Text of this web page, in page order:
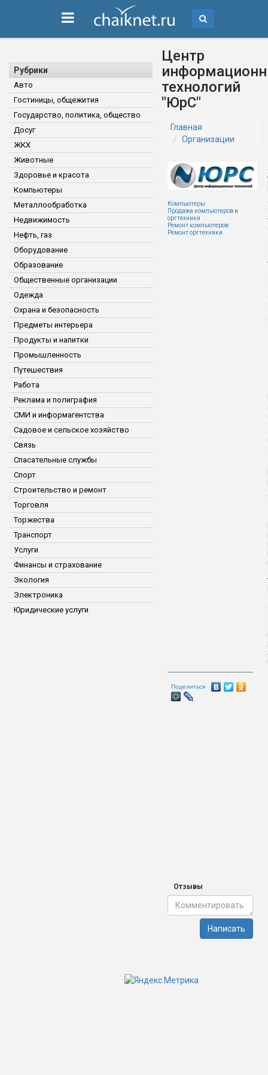
Рубрики
Авто
Гостиницы, общежития
Государство, политика, общество
Досуг
ЖКХ
Животные
Здоровье и красота
Компьютеры
Металлообработка
Недвижимость
Нефть, газ
Оборудование
Образование
Общественные организации
Одежда
Охрана и безопасность
Предметы интерьера
Продукты и напитки
Промышленность
Путешествия
Работа
Реклама и полиграфия
СМИ и информагентства
Садовое и сельское хозяйство
Связь
Спасательные службы
Спорт
Строительство и ремонт
Торговля
Торжества
Транспорт
Услуги
Финансы и страхование
Экология
Электроника
Юридические услуги
Центр
технологий
"ЮрС"
Главная
Организации
Компьютеры
Продажа компьютеров и
оргтехники
Ремонт компьютеров
Ремонт оргтехники
Поделиться
Отзывы
Написать